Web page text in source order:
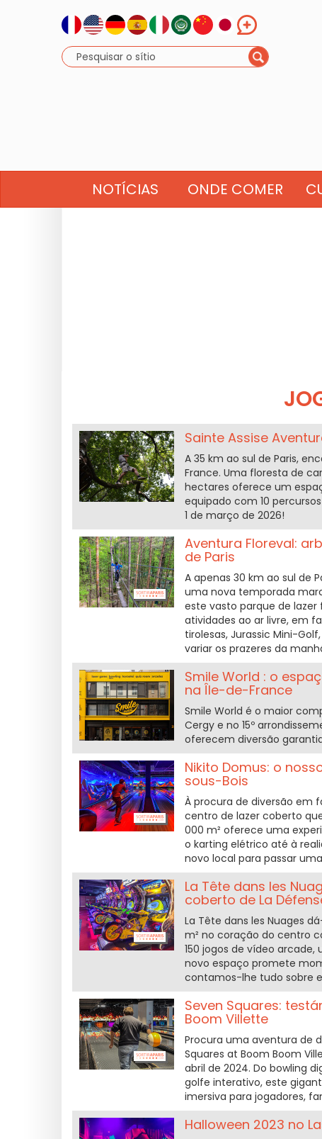
NOTÍCIAS ONDE COMER
Sainte Assise
A 35 km ao sul de Paris,
France. Uma floresta de
hectares oferece um
equipado com 10
1 de março de 2026!
Aventura Floreval:
de Paris
A apenas 30 km ao sul de
uma nova temporada
este vasto parque de
atividades ao ar livre, em
tirolesas, Jurassic Mini-
variar os prazeres da
Smile World : o
na Île-de-France
Smile World é o maior
Cergy e no 15º
oferecem diversão
Nikito Domus: o
sous-Bois
À procura de diversão em
centro de lazer coberto
000 m² oferece uma
o karting elétrico até à
novo local para passar
La Tête dans les
coberto de La
La Tête dans les Nuages
m² no coração do centro
150 jogos de vídeo
novo espaço promete
contamos-lhe tudo sobre
Seven Squares:
Boom Villette
Procura uma aventura de
Squares at Boom Boom
abril de 2024. Do bowling
golfe interativo, este
imersiva para jogadores,
Halloween 2023 no